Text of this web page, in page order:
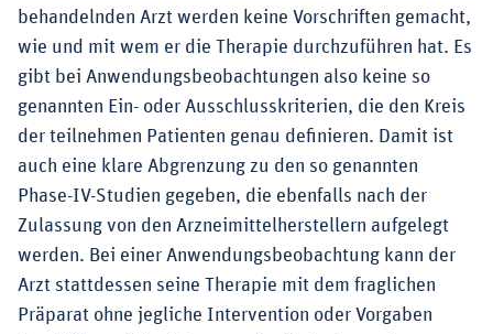
behandelnden Arzt werden keine Vorschriften gemacht,
wie und mit wem er die Therapie durchzuführen hat. Es
gibt bei Anwendungsbeobachtungen also keine so
genannten Ein- oder Ausschlusskriterien, die den Kreis
der teilnehmen Patienten genau definieren. Damit ist
auch eine klare Abgrenzung zu den so genannten
Phase-IV-Studien gegeben, die ebenfalls nach der
Zulassung von den Arzneimittelherstellern aufgelegt
werden. Bei einer Anwendungsbeobachtung kann der
Arzt stattdessen seine Therapie mit dem fraglichen
Präparat ohne jegliche Intervention oder Vorgaben